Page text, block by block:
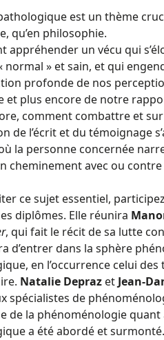
est un thème
qu’en philosophie.
appréhender un vécu qui
normal » et sain, et qui
profonde de nos
et plus encore de notre
comment combattre et
de l’écrit et du témoignage
la personne concernée
cheminement avec ou
ce sujet essentiel,
diplômes. Elle réunira
, qui fait le récit de sa lutte
d’entrer dans la sphère
en l’occurrence celui
Natalie Depraz et Jean-
spécialistes de
de la phénoménologie
a été abordé et surmonté.